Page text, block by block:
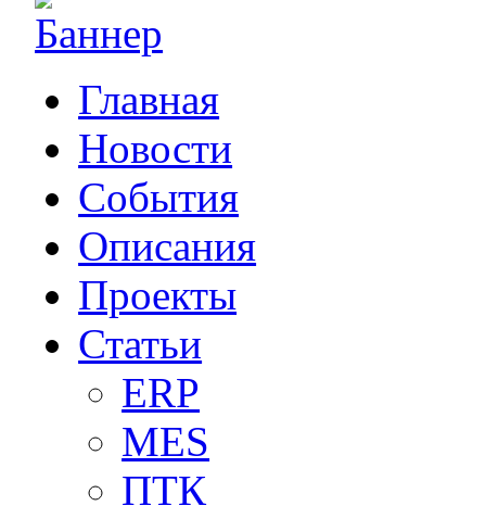
Главная
Новости
События
Описания
Проекты
Статьи
ERP
MES
ПТК